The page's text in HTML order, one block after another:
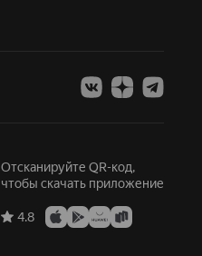
Отсканируйте QR-код,
чтобы скачать приложение
4.8